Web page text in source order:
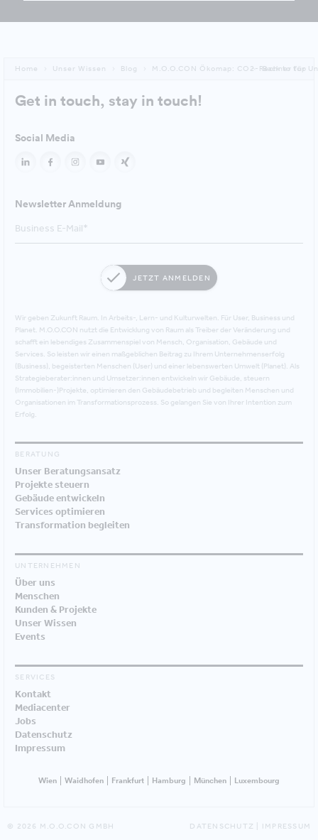
Home Unser Wissen Blog M.O.O.CON Ökomap: CO2-Rechner für
Back to top
Get in touch, stay in touch!
Social Media
Newsletter Anmeldung
JETZT ANMELDEN
Wir geben Zukunft Raum. In Arbeits-, Lern- und Kulturwelten. Für User, Business und
Planet. M.O.O.CON nutzt die Entwicklung von Raum als Treiber der Veränderung und
schafft ein lebendiges Zusammenspiel von Mensch, Organisation, Gebäude und
Services. So leisten wir einen maßgeblichen Beitrag zu Ihrem Unternehmenserfolg
(Business), begeisterten Menschen (User) und einer lebenswerten Umwelt (Planet). Als
Strategieberater:innen und Umsetzer:innen entwickeln wir Gebäude, steuern
(Immobilien-)Projekte, optimieren den Gebäudebetrieb und begleiten Menschen und
Organisationen im Transformationsprozess. So gelangen Sie von Ihrer Intention zum
Erfolg.
BERATUNG
Unser Beratungsansatz
Projekte steuern
Gebäude entwickeln
Services optimieren
Transformation begleiten
UNTERNEHMEN
Über uns
Menschen
Kunden & Projekte
Unser Wissen
Events
SERVICES
Kontakt
Mediacenter
Jobs
Datenschutz
Impressum
Wien Waidhofen Frankfurt Hamburg München Luxembourg
© 2026 M.O.O.CON GMBH DATENSCHUTZ IMPRESSUM